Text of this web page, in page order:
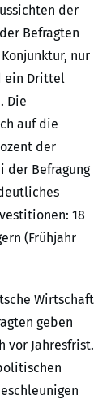
der
Befragten
nur
ein Drittel
Die
auf die
der
der Befragung
18
(Frühjahr
Wirtschaft
geben
vor Jahresfrist.